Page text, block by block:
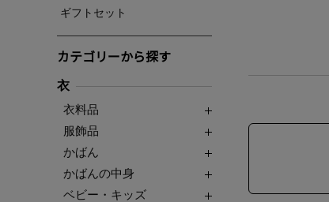
ギフトセット
カテゴリーから探す
衣
衣料品
服飾品
かばん
かばんの中身
ベビー・キッズ